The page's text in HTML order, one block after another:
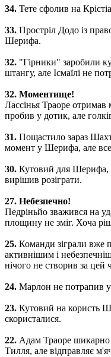
34. Тете сфолив на
33. Простріл Додо із
Шерифа.
32. "Гірники" заробили
штангу, але Ісмаїлі не
32. Моментище!
Лассінья Траоре отримав
пробив у дотик, але
31. Пощастило зараз
момент у Шерифа, але
30. Кутовий для Шерифа,
вирішив розіграти.
27. Небезпечно!
Педріньйо зважився на
площину не зміг. Хоча
25. Команди зіграли вже
активнішим і
нічого не створив за цей
24. Марлон не потрапив у
23. Кутовий на користь
скористалися.
22. Адам Траоре шикарно
Тилля, але відправляє